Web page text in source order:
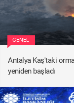
GENEL
Antalya Kaş'taki
yeniden başladı